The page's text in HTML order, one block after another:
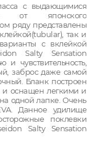
с выдающимися
от японского
ряду представлены
так и
c вклейкой
Salty Sensation
и чувствительность,
заброс даже самой
Бланк построен
и оснащен легкими и
одной лапке. Очень
Данное удилище
поклевки
Salty Sensation